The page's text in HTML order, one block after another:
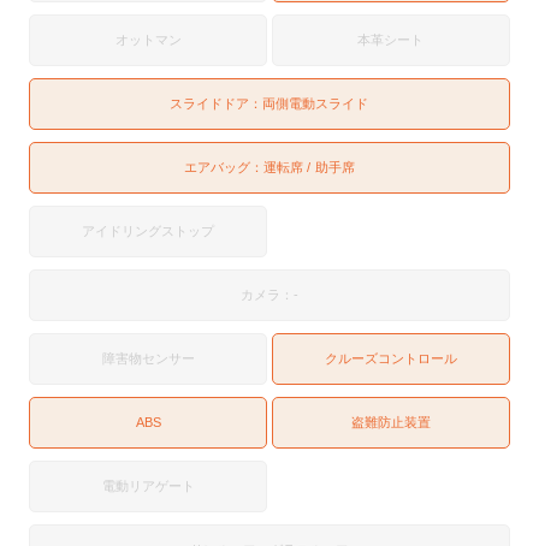
オットマン 本革シート
スライドドア： 両側電動スライド
エアバッグ： 運転席 助手席
アイドリングストップ
カメラ：-
障害物センサー クルーズコントロール
ABS 盗難防止装置
電動リアゲート